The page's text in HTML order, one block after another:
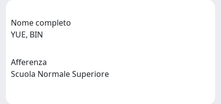
Nome completo
YUE, BIN
Afferenza
Scuola Normale Superiore